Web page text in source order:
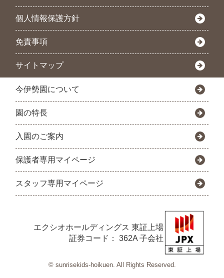
個人情報保護方針
免責事項
サイトマップ
今伊勢園について
園の特長
入園のご案内
保護者専用マイページ
スタッフ専用マイページ
エクシオホールディングス 東証上場
証券コード： 362A 子会社
© sunrisekids-hoikuen. All Rights Reserved.